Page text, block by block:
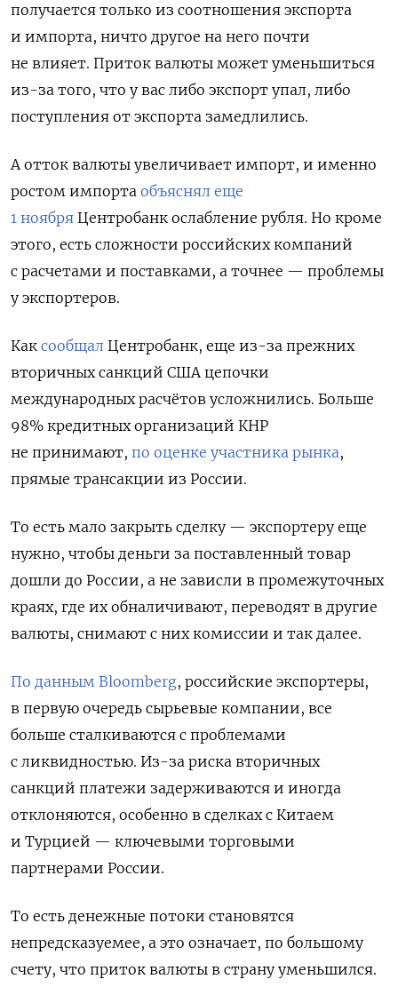
получается только из соотношения экспорта
и импорта, ничто другое на него почти
не влияет. Приток валюты может уменьшиться
из-за того, что у вас либо экспорт упал, либо
поступления от экспорта замедлились.
А отток валюты увеличивает импорт, и именно
ростом импорта объяснял еще
1 ноября Центробанк ослабление рубля. Но кроме
этого, есть сложности российских компаний
с расчетами и поставками, а точнее — проблемы
у экспортеров.
Как сообщал Центробанк, еще из-за прежних
вторичных санкций США цепочки
международных расчётов усложнились. Больше
98% кредитных организаций КНР
не принимают, по оценке участника рынка,
прямые трансакции из России.
То есть мало закрыть сделку — экспортеру еще
нужно, чтобы деньги за поставленный товар
дошли до России, а не зависли в промежуточных
краях, где их обналичивают, переводят в другие
валюты, снимают с них комиссии и так далее.
По данным Bloomberg, российские экспортеры,
в первую очередь сырьевые компании, все
больше сталкиваются с проблемами
с ликвидностью. Из-за риска вторичных
санкций платежи задерживаются и иногда
отклоняются, особенно в сделках с Китаем
и Турцией — ключевыми торговыми
партнерами России.
То есть денежные потоки становятся
непредсказуемее, а это означает, по большому
счету, что приток валюты в страну уменьшился.